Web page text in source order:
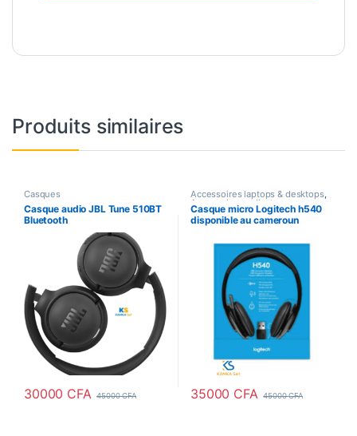
Produits similaires
Casques
Casque audio JBL Tune 510BT
Bluetooth
30000 CFA 45000CFA
Accessoires laptops & desktops,
Accessoires ordinateurs,
Casques
Casque micro Logitech h540
disponible au cameroun
35000 CFA 45000CFA